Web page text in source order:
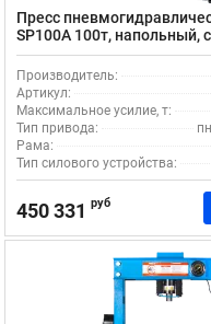
Пресс
SP100A 100т, напольный,
пневмоприводом, с
Производитель:
Артикул:
Максимальное усилие, т:
Тип привода:
Рама:
Тип силового устройства:
450 331 руб